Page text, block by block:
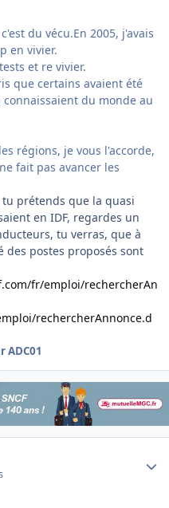
du vécu.En 2005, j'avais
en vivier.
et re vivier.
que certains avaient été
du monde au
régions, je vous l'accorde,
fait pas avancer les
prétends que la quasi
en IDF, regardes un
tu verras, que à
postes proposés sont
fr/emploi/rechercherAn
rechercherAnnonce.d
ADC01